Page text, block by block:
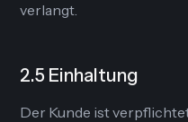
verlangt.
2.5 Einhaltung
Der Kunde ist